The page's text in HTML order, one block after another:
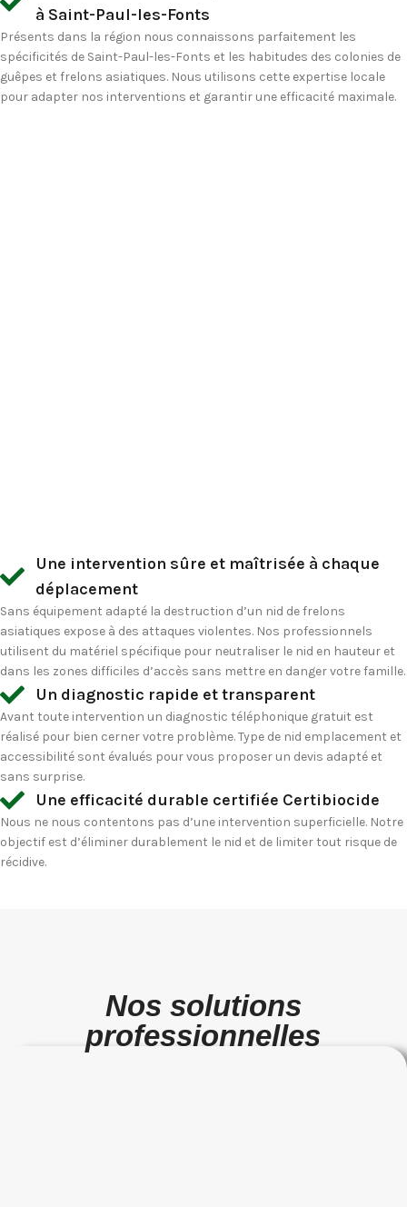
à Saint-Paul-les-Fonts
Présents dans la région nous connaissons parfaitement les
spécificités de Saint-Paul-les-Fonts et les habitudes des colonies de
guêpes et frelons asiatiques. Nous utilisons cette expertise locale
pour adapter nos interventions et garantir une efficacité maximale.
Une intervention sûre et maîtrisée à chaque
déplacement
Sans équipement adapté la destruction d’un nid de frelons
asiatiques expose à des attaques violentes. Nos professionnels
utilisent du matériel spécifique pour neutraliser le nid en hauteur et
dans les zones difficiles d’accès sans mettre en danger votre famille.
Un diagnostic rapide et transparent
Avant toute intervention un diagnostic téléphonique gratuit est
réalisé pour bien cerner votre problème. Type de nid emplacement et
accessibilité sont évalués pour vous proposer un devis adapté et
sans surprise.
Une efficacité durable certifiée Certibiocide
Nous ne nous contentons pas d’une intervention superficielle. Notre
objectif est d’éliminer durablement le nid et de limiter tout risque de
récidive.
Nos solutions
professionnelles